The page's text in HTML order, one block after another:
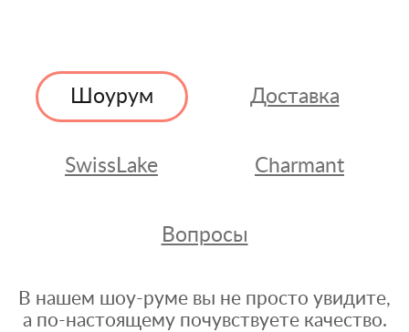
Шоурум Доставка
SwissLake Charmant
Вопросы
В нашем шоу-руме вы не просто увидите,
а по-настоящему почувствуете качество.